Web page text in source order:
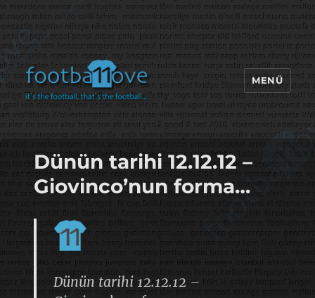
footbaLLove
MENÜ
Dünün tarihi 12.12.12 –
Giovinco’nun forma…
Dünün tarihi 12.12.12 –